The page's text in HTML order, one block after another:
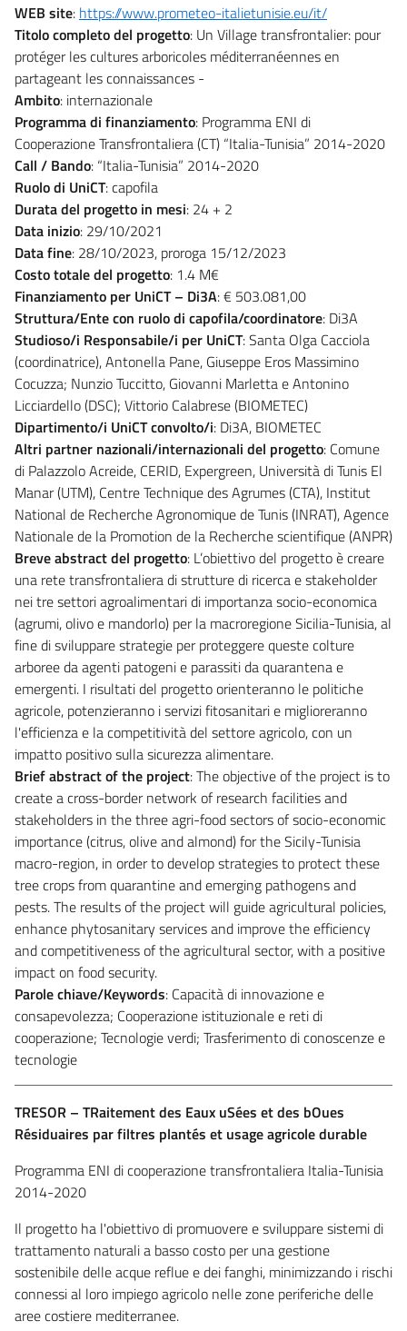
WEB site: https://www.prometeo-italietunisie.eu/it/
Titolo completo del progetto: Un Village transfrontalier: pour
protéger les cultures arboricoles méditerranéennes en
partageant les connaissances -
Ambito: internazionale
Programma di finanziamento: Programma ENI di
Cooperazione Transfrontaliera (CT) “Italia-Tunisia” 2014-2020
Call / Bando: “Italia-Tunisia” 2014-2020
Ruolo di UniCT: capofila
Durata del progetto in mesi: 24 + 2
Data inizio: 29/10/2021
Data fine: 28/10/2023, proroga 15/12/2023
Costo totale del progetto: 1.4 M€
Finanziamento per UniCT – Di3A: € 503.081,00
Struttura/Ente con ruolo di capofila/coordinatore: Di3A
Studioso/i Responsabile/i per UniCT: Santa Olga Cacciola
(coordinatrice), Antonella Pane, Giuseppe Eros Massimino
Cocuzza; Nunzio Tuccitto, Giovanni Marletta e Antonino
Licciardello (DSC); Vittorio Calabrese (BIOMETEC)
Dipartimento/i UniCT convolto/i: Di3A, BIOMETEC
Altri partner nazionali/internazionali del progetto: Comune
di Palazzolo Acreide, CERID, Expergreen, Università di Tunis El
Manar (UTM), Centre Technique des Agrumes (CTA), Institut
National de Recherche Agronomique de Tunis (INRAT), Agence
Nationale de la Promotion de la Recherche scientifique (ANPR)
Breve abstract del progetto: L’obiettivo del progetto è creare
una rete transfrontaliera di strutture di ricerca e stakeholder
nei tre settori agroalimentari di importanza socio-economica
(agrumi, olivo e mandorlo) per la macroregione Sicilia-Tunisia, al
fine di sviluppare strategie per proteggere queste colture
arboree da agenti patogeni e parassiti da quarantena e
emergenti. I risultati del progetto orienteranno le politiche
agricole, potenzieranno i servizi fitosanitari e miglioreranno
l'efficienza e la competitività del settore agricolo, con un
impatto positivo sulla sicurezza alimentare.
Brief abstract of the project: The objective of the project is to
create a cross-border network of research facilities and
stakeholders in the three agri-food sectors of socio-economic
importance (citrus, olive and almond) for the Sicily-Tunisia
macro-region, in order to develop strategies to protect these
tree crops from quarantine and emerging pathogens and
pests. The results of the project will guide agricultural policies,
enhance phytosanitary services and improve the efficiency
and competitiveness of the agricultural sector, with a positive
impact on food security.
Parole chiave/Keywords: Capacità di innovazione e
consapevolezza; Cooperazione istituzionale e reti di
cooperazione; Tecnologie verdi; Trasferimento di conoscenze e
tecnologie
TRESOR – TRaitement des Eaux uSées et des bOues
Résiduaires par filtres plantés et usage agricole durable
Programma ENI di cooperazione transfrontaliera Italia-Tunisia
2014-2020
Il progetto ha l'obiettivo di promuovere e sviluppare sistemi di
trattamento naturali a basso costo per una gestione
sostenibile delle acque reflue e dei fanghi, minimizzando i rischi
connessi al loro impiego agricolo nelle zone periferiche delle
aree costiere mediterranee.